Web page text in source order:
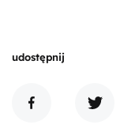
udostępnij